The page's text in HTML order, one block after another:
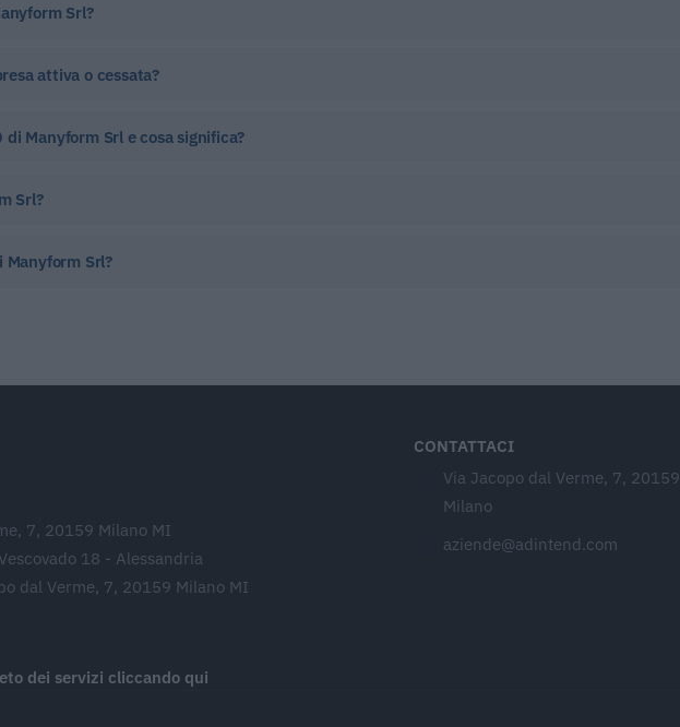
Srl?
attiva o cessata?
di Manyform Srl e cosa significa?
Srl?
Manyform Srl?
7, 20159 Milano MI
18 - Alessandria
dal Verme, 7, 20159 Milano MI
CONTATTACI
Via Jacopo dal Verme, 7, 20159
Milano
aziende@adintend.com
dei servizi cliccando qui